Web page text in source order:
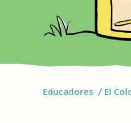
Educadores El